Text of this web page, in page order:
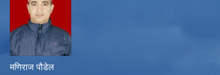
मणिराज पौडेल